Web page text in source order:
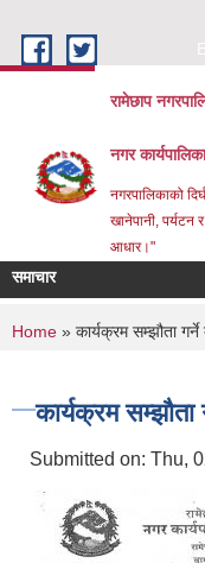
रामेछाप
नगर
नगरपालिकाको
खानेपानी, पर्यटन र
आधार।"
समाचार भु
You are
Home » कार्यक्रम सम्झौता गर्ने
कार्यक्रम सम्झौता
Submitted on: Thu,